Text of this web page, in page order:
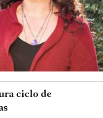
ciclo de